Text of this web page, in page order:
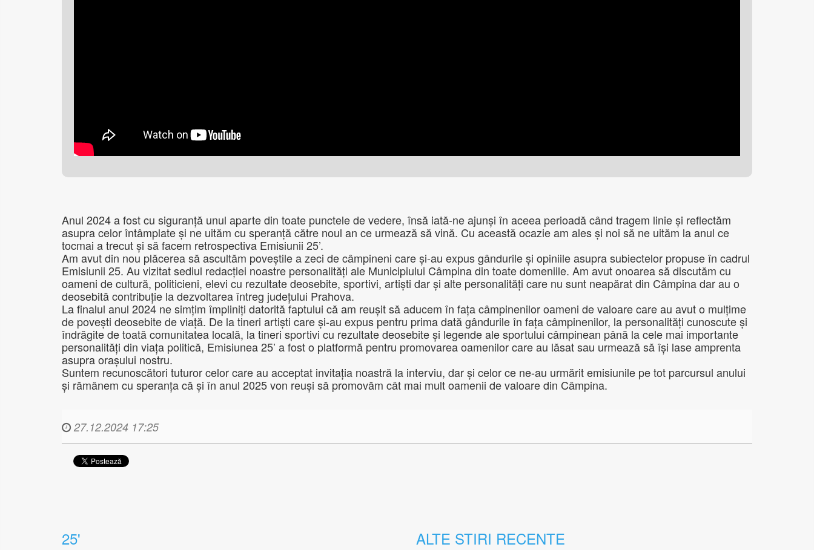
Anul 2024 a fost cu siguranță unul aparte din toate punctele de vedere, însă iată-ne ajunși în aceea perioadă când tragem linie și reflectăm
asupra celor întâmplate și ne uităm cu speranță către noul an ce urmează să vină. Cu această ocazie am ales și noi să ne uităm la anul ce
tocmai a trecut și să facem retrospectiva Emisiunii 25’.
Am avut din nou plăcerea să ascultăm poveștile a zeci de câmpineni care și-au expus gândurile și opiniile asupra subiectelor propuse în cadrul
Emisiunii 25. Au vizitat sediul redacției noastre personalități ale Municipiului Câmpina din toate domeniile. Am avut onoarea să discutăm cu
oameni de cultură, politicieni, elevi cu rezultate deosebite, sportivi, artiști dar și alte personalități care nu sunt neapărat din Câmpina dar au o
deosebită contribuție la dezvoltarea întreg județului Prahova.
La finalul anul 2024 ne simțim împliniți datorită faptului că am reușit să aducem în fața câmpinenilor oameni de valoare care au avut o mulțime
de povești deosebite de viață. De la tineri artiști care și-au expus pentru prima dată gândurile în fața câmpinenilor, la personalități cunoscute și
îndrăgite de toată comunitatea locală, la tineri sportivi cu rezultate deosebite și legende ale sportului câmpinean până la cele mai importante
personalități din viața politică, Emisiunea 25’ a fost o platformă pentru promovarea oamenilor care au lăsat sau urmează să își lase amprenta
asupra orașului nostru.
Suntem recunoscători tuturor celor care au acceptat invitația noastră la interviu, dar și celor ce ne-au urmărit emisiunile pe tot parcursul anului
și rămânem cu speranța că și în anul 2025 von reuși să promovăm cât mai mult oamenii de valoare din Câmpina.
27.12.2024 17:25
25' ALTE STIRI RECENTE